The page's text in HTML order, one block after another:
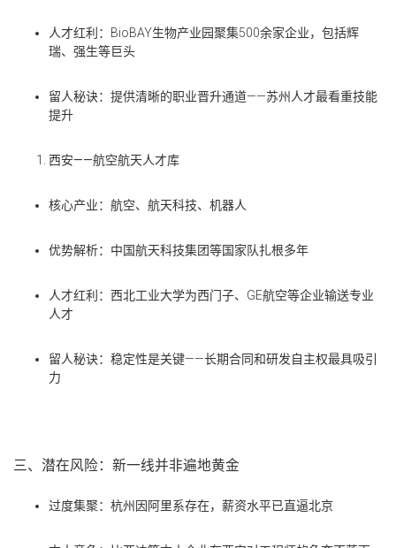
人才红利 ：BioBAY生物产业园聚集500余家企业，包括辉
瑞、强生等巨头
留人秘诀：提供清晰的职业晋升通道——苏州人才最看重技能
提升
西安——航空航天人才库
核心产业：航空、航天科技、机器人
优势解析：中国航天科技集团等国家队扎根多年
人才红利 ：西北工业大学为西门子、 GE航空等企业输送专业
人才
留人秘诀：稳定性是关键——长期合同和研发自主权最具吸引
力
三、潜在风险：新一线并非遍地黄金
过度集聚：杭州因阿里系存在，薪资水平已直逼北京